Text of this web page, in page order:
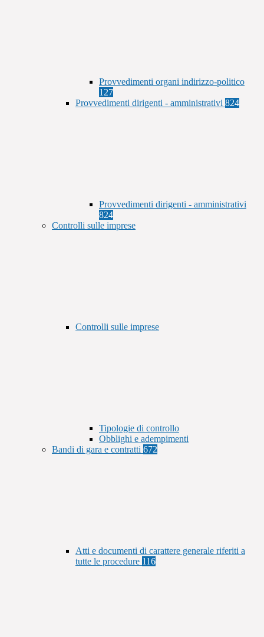
Provvedimenti organi indirizzo-politico
127
Provvedimenti dirigenti - amministrativi 824
Provvedimenti dirigenti - amministrativi
824
Controlli sulle imprese
Controlli sulle imprese
Tipologie di controllo
Obblighi e adempimenti
Bandi di gara e contratti 672
Atti e documenti di carattere generale riferiti a
tutte le procedure 116